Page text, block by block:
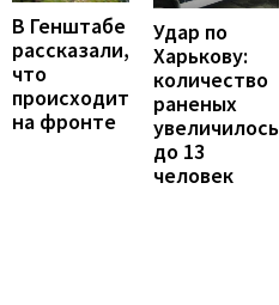
В Генштабе
рассказали,
что
происходит
на фронте
Удар по
Харькову:
количество
раненых
увеличилось
до 13
человек